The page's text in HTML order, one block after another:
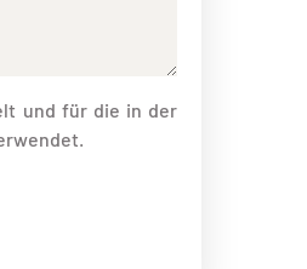
und für die in der